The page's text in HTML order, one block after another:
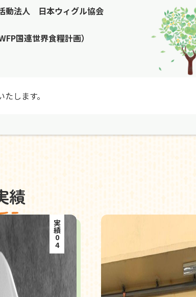
動法人 日本ウィグル協会
国連世界食糧計画）
します。
績
実績04